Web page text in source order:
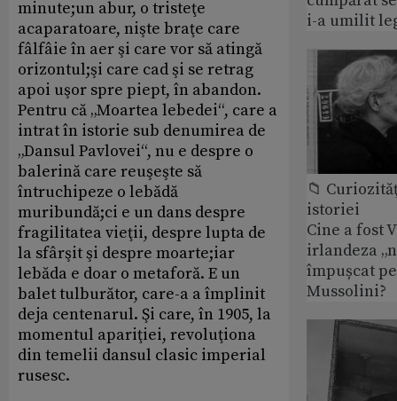
minute;un abur, o tristeţe
acaparatoare, nişte braţe care
fâlfâie în aer şi care vor să atingă
orizontul;şi care cad şi se retrag
apoi uşor spre piept, în abandon.
Pentru că „Moartea lebedei“, care a
intrat în istorie sub denumirea de
„Dansul Pavlovei“, nu e despre o
balerină care reuşeşte să
întruchipeze o lebădă
muribundă;ci e un dans despre
fragilitatea vieţii, despre lupta de
la sfârşit şi despre moarte;iar
lebăda e doar o metaforă. E un
balet tulburător, care-a a împlinit
deja centenarul. Şi care, în 1905, la
momentul apariţiei, revoluţiona
din temelii dansul clasic imperial
rusesc.
i-a umilit
📁
istoriei
Cine a fost
irlandeza
împușcat
Mussolini?